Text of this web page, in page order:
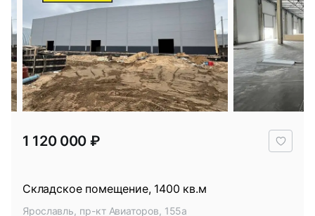
Складское помещение, 1400 кв.м
Ярославль, пр-кт Авиаторов, 155а
1 120 000 ₽